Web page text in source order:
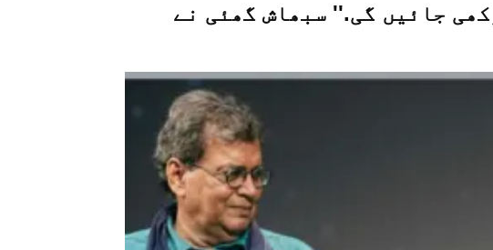
جائیں گی.'' سبھاش گھئی نے